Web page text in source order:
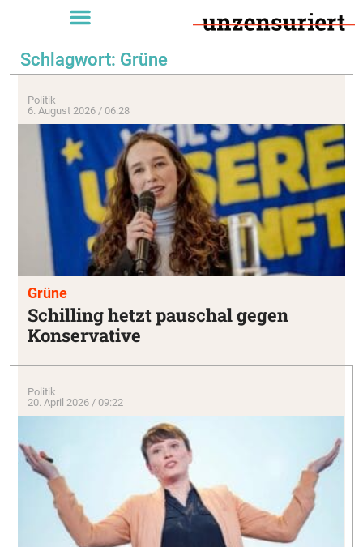
Schlagwort: Grüne
Politik
6. August 2026 / 06:28
Grüne
Schilling hetzt pauschal gegen
Konservative
Politik
20. April 2026 / 09:22